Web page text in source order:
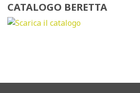
CATALOGO BERETTA